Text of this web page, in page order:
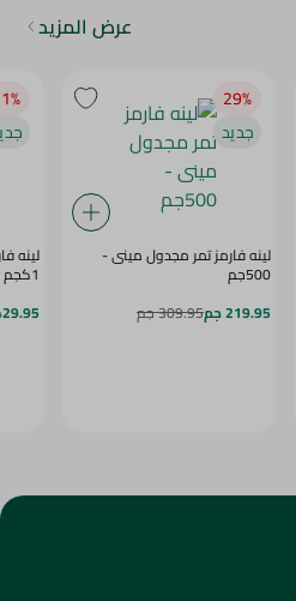
عرض المزيد
29‎%‎
جديد
لينه فارمز تمر مجدول مينى -
500جم
219.95 جم
309.95 جم
لينه
1كجم
429.95